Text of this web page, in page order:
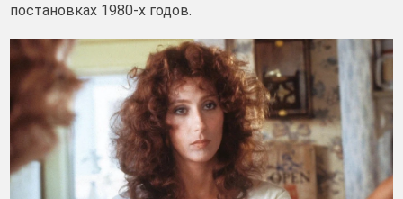
постановках 1980-х годов.